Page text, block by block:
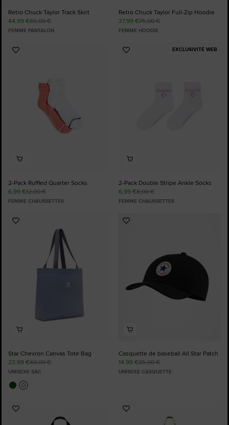
Retro Chuck Taylor Track Skirt
44,99 €65,00 €
FEMME PANTALON
Retro Chuck Taylor Full-Zip Hoodie
37,99 €75,00 €
FEMME HOODIE
Ajouter
2-Pack Ruffled Quarter Socks
6,99 €12,00 €
FEMME CHAUSSETTES
EXCLUSIVITÉ WEB
Ajouter
2-Pack Double Stripe Ankle Socks
6,99 €8,00 €
FEMME CHAUSSETTES
Ajouter
Star Chevron Canvas Tote Bag
23,99 €40,00 €
UNISEXE SAC
Ajouter
Casquette de baseball All Star Patch
14,99 €25,00 €
UNISEXE CASQUETTE
Ajouter
Ajouter